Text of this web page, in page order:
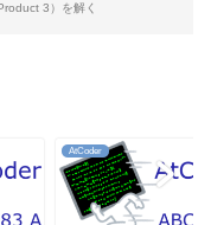
3）を解く
AtCoder